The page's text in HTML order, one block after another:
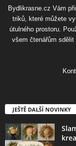
Bydlikrasne.cz Vám
triků, které můžete
útulného prostoru.
všem čtenářům
JEŠTĚ DALŠÍ NOVINKY